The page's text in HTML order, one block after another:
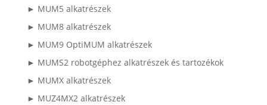
► MUM5 alkatrészek
► MUM8 alkatrészek
► MUM9 OptiMUM alkatrészek
► MUMS2 robotgéphez alkatrészek és tartozékok
► MUMX alkatrészek
► MUZ4MX2 alkatrészek